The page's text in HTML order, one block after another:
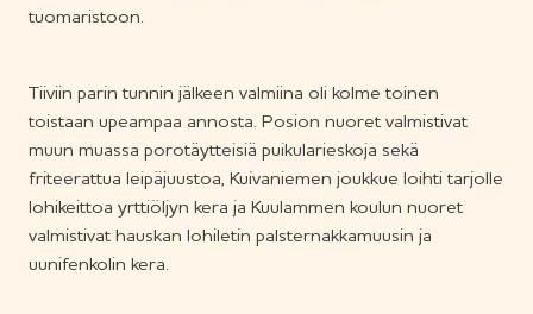
tuomaristoon.
Tiiviin parin tunnin jälkeen valmiina oli kolme toinen
toistaan upeampaa annosta. Posion nuoret valmistivat
muun muassa porotäytteisiä puikularieskoja sekä
friteerattua leipäjuustoa, Kuivaniemen joukkue loihti tarjolle
lohikeittoa yrttiöljyn kera ja Kuulammen koulun nuoret
valmistivat hauskan lohiletin palsternakkamuusin ja
uunifenkolin kera.